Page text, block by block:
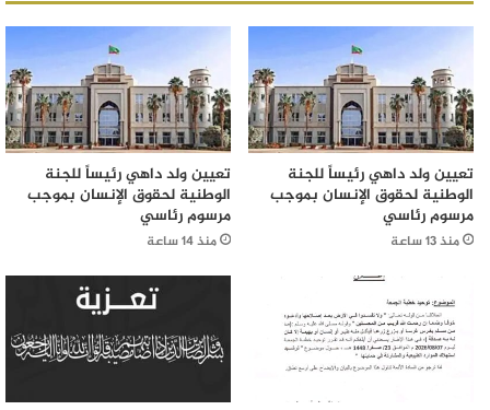
تعيين ولد داهي رئيساً للجنة
الوطنية لحقوق الإنسان بموجب
مرسوم رئاسي
منذ 13 ساعة
تعيين ولد داهي رئيساً للجنة
الوطنية لحقوق الإنسان بموجب
مرسوم رئاسي
منذ 14 ساعة